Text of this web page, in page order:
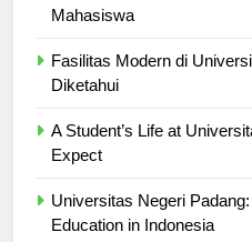
Fasilitas Modern di
Fasilitas Modern di
A Student’s Life at
Universitas Negeri Padang: